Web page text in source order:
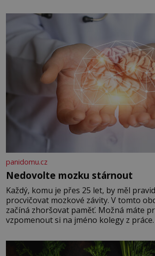
panidomu.cz
Nedovolte mozku stárnout
Každý, komu je přes 25 let, by měl
procvičovat mozkové závity. V tomto
začíná zhoršovat paměť. Možná máte
vzpomenout si na jméno kolegy z
Je to opravdu tak, s věkem jako kdyby
rozhodla stávkovat. Cvičte